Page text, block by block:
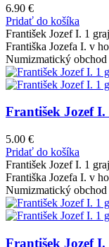
6.90 €
Pridať do košíka
František Jozef I. 1
Františka Jozefa I. v
Numizmatický obchod
František Jozef
5.00 €
Pridať do košíka
František Jozef I. 1
Františka Jozefa I. v
Numizmatický obchod
František Jozef